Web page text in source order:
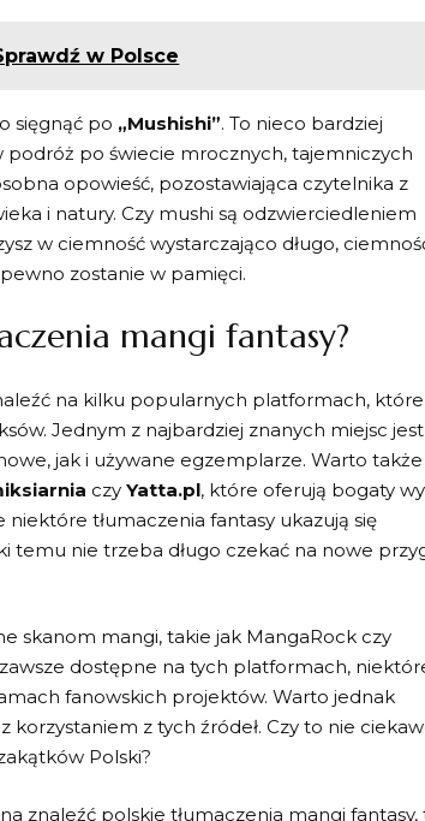
w Polsce
sięgnąć po‍ „Mushishi”. To ​nieco bardziej
po ​świecie mrocznych, tajemniczych⁢
opowieść, pozostawiająca⁣ czytelnika ⁤z
​i natury.‍ Czy mushi są ‌odzwierciedleniem
⁢w ciemność wystarczająco⁤ długo,
zostanie w pamięci.
mangi fantasy?
na kilku popularnych​ platformach, które
Jednym ‍z najbardziej⁢ znanych‍ miejsc jest
jak ‌i używane ⁢egzemplarze. Warto także‌
czyYatta.pl, ⁢które oferują bogaty
tłumaczenia ⁢fantasy ukazują się
temu nie trzeba długo czekać na​ nowe
skanom⁣ mangi, takie⁤ jak⁤ MangaRock czy⁣
dostępne na ​tych ​platformach,
fanowskich projektów. ⁤Warto jednak⁢
z ⁣tych źródeł. ⁢Czy to nie
Polski?
znaleźć ⁤polskie ⁤tłumaczenia⁣ mangi fantasy,